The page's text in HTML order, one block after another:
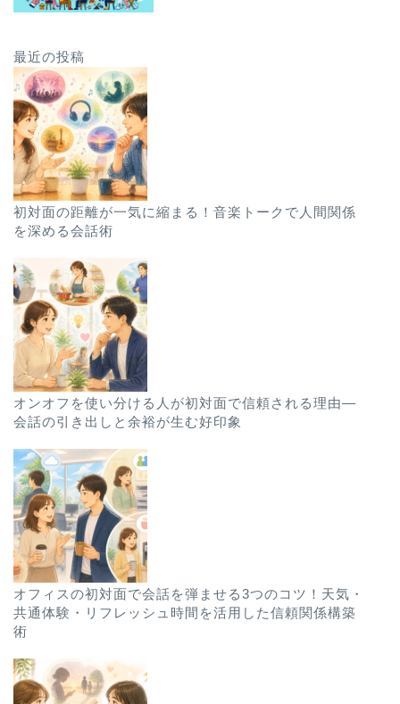
最近の投稿
初対面の距離が一気に縮まる！音楽トークで人間関係
を深める会話術
オンオフを使い分ける人が初対面で信頼される理由—
会話の引き出しと余裕が生む好印象
オフィスの初対面で会話を弾ませる3つのコツ！天気・
共通体験・リフレッシュ時間を活用した信頼関係構築
術